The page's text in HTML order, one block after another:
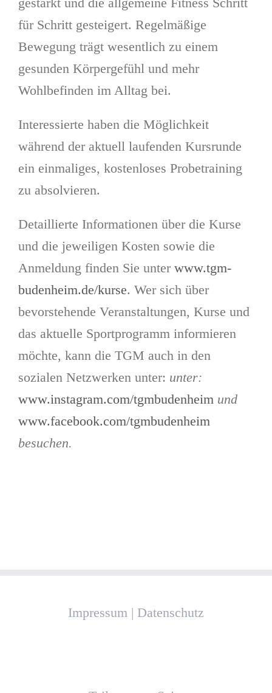
für Schritt gesteigert. Regelmäßige
Bewegung trägt wesentlich zu einem
gesunden Körpergefühl und mehr
Wohlbefinden im Alltag bei.
Interessierte haben die Möglichkeit
während der aktuell laufenden Kursrunde
ein einmaliges, kostenloses Probetraining
zu absolvieren.
Detaillierte Informationen über die Kurse
und die jeweiligen Kosten sowie die
Anmeldung finden Sie unter www.tgm-
budenheim.de/kurse. Wer sich über
bevorstehende Veranstaltungen, Kurse und
das aktuelle Sportprogramm informieren
möchte, kann die TGM auch in den
sozialen Netzwerken unter: unter:
www.instagram.com/tgmbudenheim und
www.facebook.com/tgmbudenheim
besuchen.
Impressum | Datenschutz